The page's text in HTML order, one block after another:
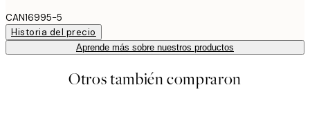
CAN16995-5
Historia del precio
Aprende más sobre nuestros productos
Otros también compraron